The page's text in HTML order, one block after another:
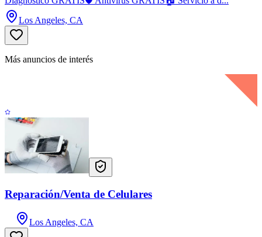
Los Angeles, CA
Más anuncios de interés
Reparación/Venta de Celulares
Los Angeles, CA